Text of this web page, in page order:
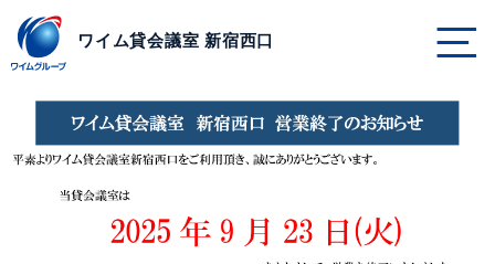
ワイム貸会議室 新宿西口